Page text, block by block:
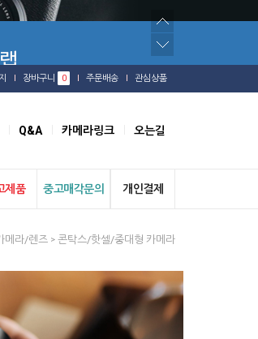
장바구니 0 주문배송 관심상품
Q&A 카메라링크 오는길
제품 중고매각문의 개인결제
메라/렌즈 > 콘탁스/핫셀/중대형 카메라